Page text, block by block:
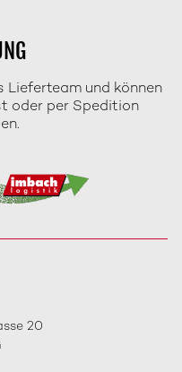
Lieferteam und können
oder per Spedition
20